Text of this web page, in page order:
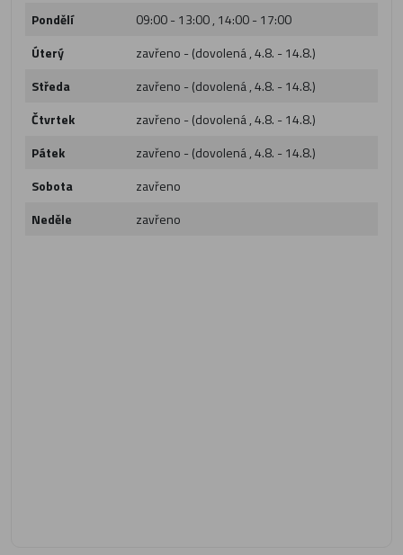
Pondělí
09:00 - 13:00 , 14:00 - 17:00
Úterý
zavřeno - (dovolená , 4.8. - 14.8.)
Středa
zavřeno - (dovolená , 4.8. - 14.8.)
Čtvrtek
zavřeno - (dovolená , 4.8. - 14.8.)
Pátek
zavřeno - (dovolená , 4.8. - 14.8.)
Sobota
zavřeno
Neděle
zavřeno